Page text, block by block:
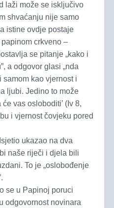
laži može se isključivo
shvaćanju nije samo
istine ovdje postaje
crkveno –
se pitanje „kako i
a odgovor glasi „nda
samom kao vjernost i
ljubi. Jedino to može
vas osloboditi’ (Iv 8,
i vjernost čovjeku pored
ukazao na dva
naše riječi i djela bili
To je „oslobođenje
se u Papinoj poruci
odgovornost novinara